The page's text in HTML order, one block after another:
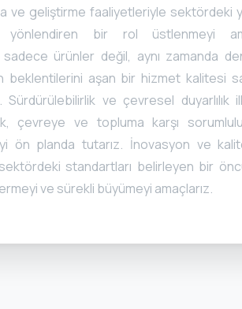
ve geliştirme faaliyetleriyle sektördeki
bir rol üstlenmeyi
ürünler değil, aynı zamanda
beklentilerini aşan bir hizmet kalitesi
ve çevresel duyarlılık
çevreye ve topluma karşı
ön planda tutarız. İnovasyon ve
sektördeki standartları belirleyen bir
ve sürekli büyümeyi amaçlarız.